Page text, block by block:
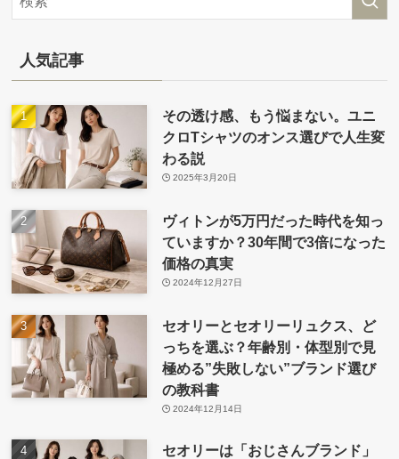
人気記事
その透け感、もう悩まない。ユニ
クロTシャツのオンス選びで人生変
わる説
2025年3月20日
ヴィトンが5万円だった時代を知っ
ていますか？30年間で3倍になった
価格の真実
2024年12月27日
セオリーとセオリーリュクス、ど
っちを選ぶ？年齢別・体型別で見
極める”失敗しない”ブランド選び
の教科書
2024年12月14日
セオリーは「おじさんブランド」